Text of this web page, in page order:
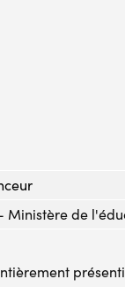
Ministère de